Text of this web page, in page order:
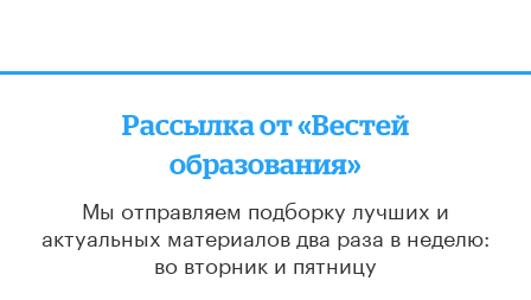
Рассылка от «Вестей
образования»
Мы отправляем подборку лучших и
актуальных материалов два раза в неделю:
во вторник и пятницу